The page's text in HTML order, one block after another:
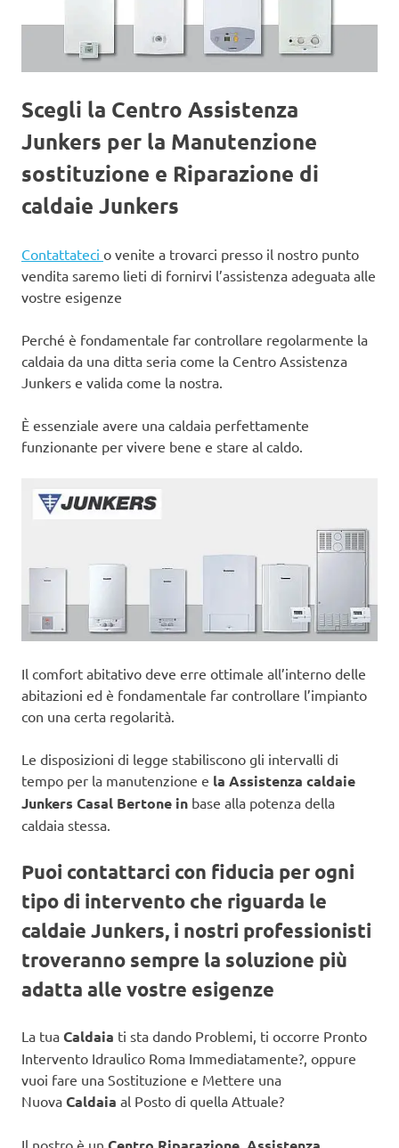
Scegli la Centro Assistenza
Junkers per la Manutenzione
sostituzione e Riparazione di
caldaie Junkers
Contattateci o venite a trovarci presso il nostro punto
vendita saremo lieti di fornirvi l’assistenza adeguata alle
vostre esigenze
Perché è fondamentale far controllare regolarmente la
caldaia da una ditta seria come la Centro Assistenza
Junkers e valida come la nostra.
È essenziale avere una caldaia perfettamente
funzionante per vivere bene e stare al caldo.
Il comfort abitativo deve erre ottimale all’interno delle
abitazioni ed è fondamentale far controllare l’impianto
con una certa regolarità.
Le disposizioni di legge stabiliscono gli intervalli di
tempo per la manutenzione e la Assistenza caldaie
Junkers Casal Bertone in base alla potenza della
caldaia stessa.
Puoi contattarci con fiducia per ogni
tipo di intervento che riguarda le
caldaie Junkers, i nostri professionisti
troveranno sempre la soluzione più
adatta alle vostre esigenze
La tua Caldaia ti sta dando Problemi, ti occorre Pronto
Intervento Idraulico Roma Immediatamente?, oppure
vuoi fare una Sostituzione e Mettere una
Nuova Caldaia al Posto di quella Attuale?
Il nostro è un